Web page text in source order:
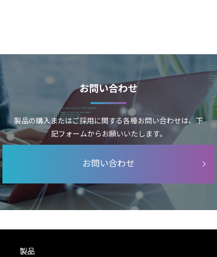
お問い合わせ
製品の購入またはご採用に関する各種お問い合わせは、下
記フォームからお願いいたします。
お問い合わせ
製品